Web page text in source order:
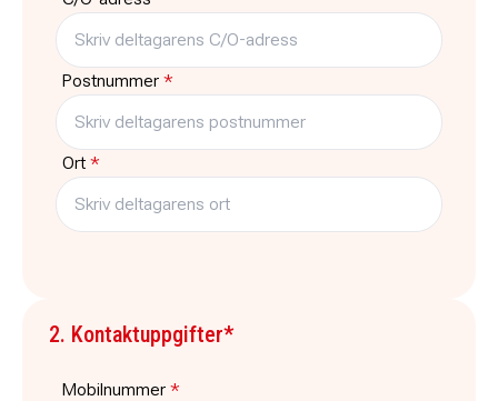
Postnummer *
Ort *
2. Kontaktuppgifter*
Mobilnummer *